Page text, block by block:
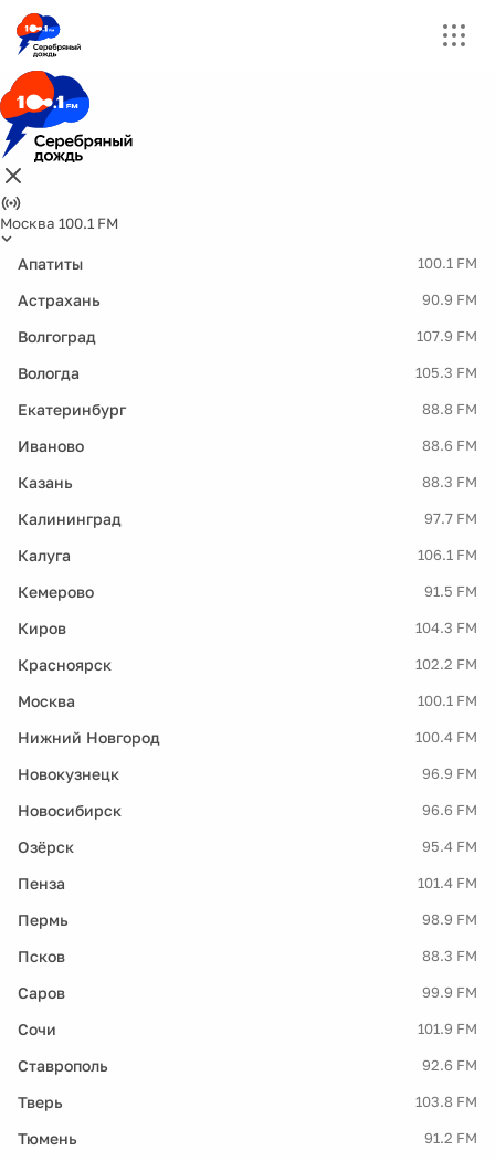
Москва 100.1 FM
Апатиты 100.1 FM
Астрахань 90.9 FM
Волгоград 107.9 FM
Вологда 105.3 FM
Екатеринбург 88.8 FM
Иваново 88.6 FM
Казань 88.3 FM
Калининград 97.7 FM
Калуга 106.1 FM
Кемерово 91.5 FM
Киров 104.3 FM
Красноярск 102.2 FM
Москва 100.1 FM
Нижний Новгород 100.4 FM
Новокузнецк 96.9 FM
Новосибирск 96.6 FM
Озёрск 95.4 FM
Пенза 101.4 FM
Пермь 98.9 FM
Псков 88.3 FM
Саров 99.9 FM
Сочи 101.9 FM
Ставрополь 92.6 FM
Тверь 103.8 FM
Тюмень 91.2 FM